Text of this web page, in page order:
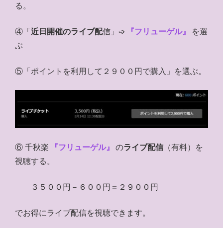
る。
④「近日開催のライブ配信」➩ 『フリューゲル』
を選
ぶ
⑤「ポイントを利用して２９００円で購入」を選ぶ。
⑥ 千秋楽 『フリューゲル』 のライブ配信 （有料）を
視聴する。
３５００円－６００円＝２９００円
でお得にライブ配信を視聴できます。